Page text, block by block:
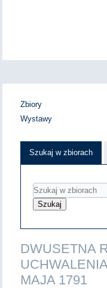
Zbiory
Wystawy
Szukaj w zbiorach
DWUSETNA
MAJA 1791